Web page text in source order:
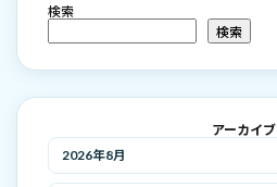
検索
検索
アーカイブ
2026年8月